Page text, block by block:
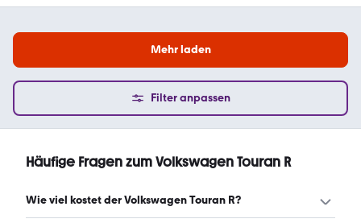
Mehr laden
Filter anpassen
Häufige Fragen zum Volkswagen Touran R
Wie viel kostet der Volkswagen Touran R?